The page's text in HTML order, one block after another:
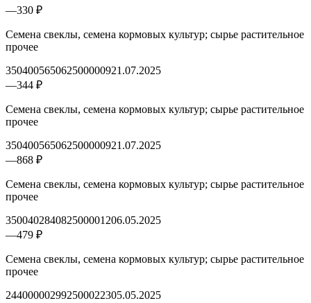
—330 ₽
Семена свеклы, семена кормовых культур; сырье растительное
прочее
350400565062500000921.07.2025
—344 ₽
Семена свеклы, семена кормовых культур; сырье растительное
прочее
350400565062500000921.07.2025
—868 ₽
Семена свеклы, семена кормовых культур; сырье растительное
прочее
350040284082500001206.05.2025
—479 ₽
Семена свеклы, семена кормовых культур; сырье растительное
прочее
244000002992500022305.05.2025